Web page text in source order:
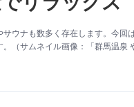
ウナも数多く存在します。今
（サムネイル画像：「群馬温泉